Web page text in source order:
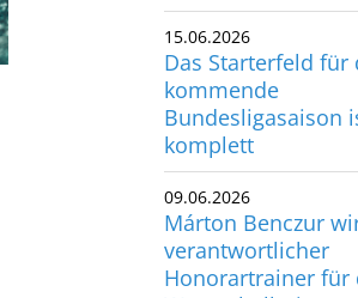
15.06.2026
Das Starterfeld für
kommende
Bundesligasaison
komplett
09.06.2026
Márton Benczur
verantwortlicher
Honorartrainer für